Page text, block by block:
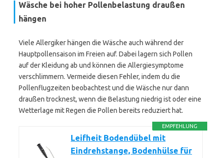
Wäsche bei hoher Pollenbelastung draußen
hängen
Viele Allergiker hängen die Wäsche auch während der
Hauptpollensaison im Freien auf. Dabei lagern sich Pollen
auf der Kleidung ab und können die Allergiesymptome
verschlimmern. Vermeide diesen Fehler, indem du die
Pollenflugzeiten beobachtest und die Wäsche nur dann
draußen trocknest, wenn die Belastung niedrig ist oder eine
Wetterlage mit Regen die Pollen bereits reduziert hat.
EMPFEHLUNG
Leifheit Bodendübel mit
Eindrehstange, Bodenhülse für